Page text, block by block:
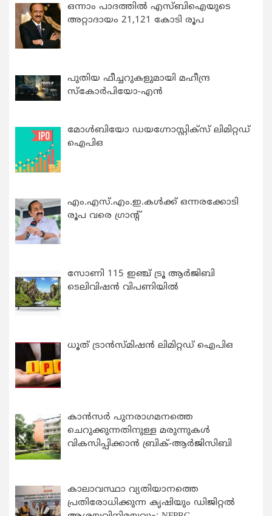
ഒന്നാം പാദത്തിൽ എസ്ബിഐയുടെ
അറ്റാദായം 21,121 കോടി രൂപ
പുതിയ ഫീച്ചറുകളുമായി മഹീന്ദ്ര
സ്കോർപിയോ-എൻ
മോൾബിയോ ഡയഗ്നോസ്റ്റിക്സ് ലിമിറ്റഡ്
ഐപിഒ
എം.എസ്.എം.ഇ.കൾക്ക് ഒന്നരക്കോടി
രൂപ വരെ ഗ്രാന്റ്
സോണി 115 ഇഞ്ച് ട്രൂ ആർജിബി
ടെലിവിഷൻ വിപണിയിൽ
ധൂത് ട്രാൻസ്മിഷൻ ലിമിറ്റഡ് ഐപിഒ
കാന്‍സര്‍ പുനരാഗമനത്തെ
ചെറുക്കുന്നതിനുള്ള മരുന്നുകള്‍
വികസിപ്പിക്കാന്‍ ബ്രിക്-ആര്‍ജിസിബി
കാലാവസ്ഥാ വ്യതിയാനത്തെ
പ്രതിരോധിക്കുന്ന കൃഷിയും ഡിജിറ്റൽ